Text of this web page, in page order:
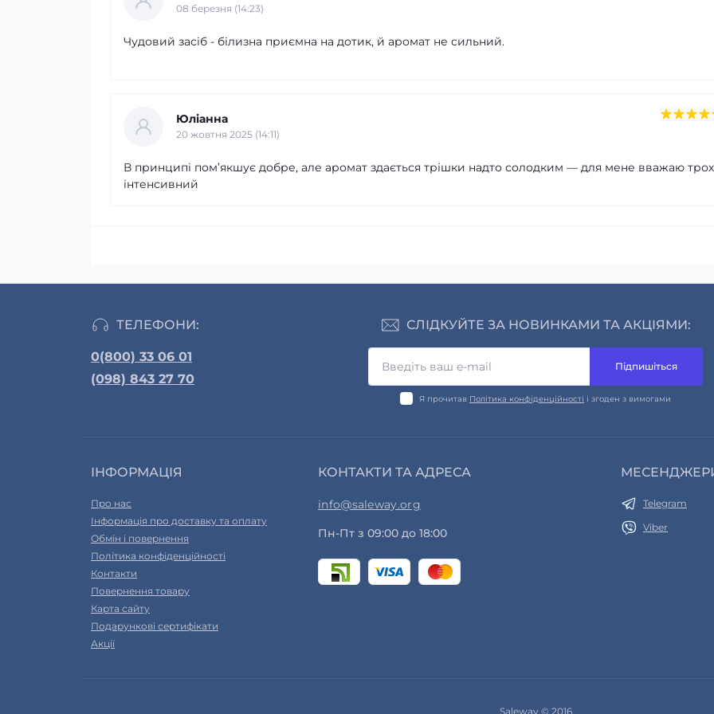
08 березня (14:23)
Чудовий засіб - білизна приємна на дотик, й аромат не сильний.
Юліанна
20 жовтня 2025 (14:11)
В принципі пом’якшує добре, але аромат здається трішки надто солодким — для мене вважаю
інтенсивний
ТЕЛЕФОНИ:
0(800) 33 06 01
(098) 843 27 70
СЛІДКУЙТЕ ЗА НОВИНКАМИ ТА АКЦІЯМИ:
Підпишіться
Я прочитав Політика конфіденційності і згоден з вимогами
ІНФОРМАЦІЯ
Про нас
Інформація про доставку та оплату
Обмін і повернення
Політика конфіденційності
Контакти
Повернення товару
Карта сайту
Подарункові сертифікати
Акції
КОНТАКТИ ТА АДРЕСА
info@saleway.org
Пн-Пт з 09:00 до 18:00
Telegram
Viber
Saleway © 2016